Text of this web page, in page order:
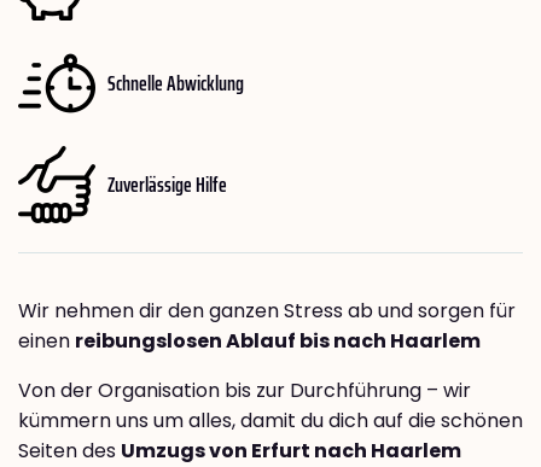
Schnelle Abwicklung
Zuverlässige Hilfe
Wir nehmen dir den ganzen Stress ab und sorgen für
einen reibungslosen Ablauf bis nach Haarlem
Von der Organisation bis zur Durchführung – wir
kümmern uns um alles, damit du dich auf die schönen
Seiten des Umzugs von Erfurt nach Haarlem